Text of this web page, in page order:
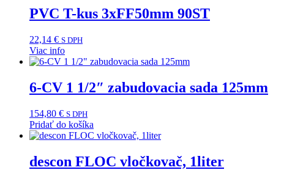
PVC T-kus 3xFF50mm 90ST
22,14 € S DPH
Viac info
6-CV 1 1/2″ zabudovacia sada 125mm
154,80 € S DPH
Pridať do košíka
descon FLOC vločkovač, 1liter